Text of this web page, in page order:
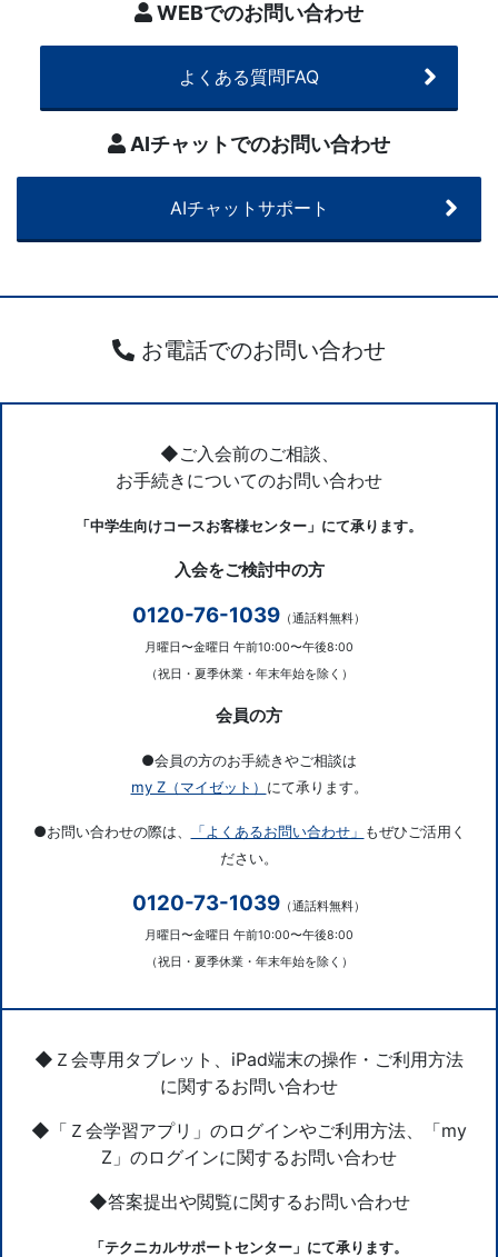
WEBでのお問い合わせ
よくある質問FAQ
AIチャットでのお問い合わせ
AIチャットサポート
お電話でのお問い合わせ
◆ご入会前のご相談、
お手続きについてのお問い合わせ
「中学生向けコースお客様センター」にて承ります。
入会をご検討中の方
0120-76-1039 （通話料無料）
月曜日〜金曜日 午前10:00〜午後8:00
（祝日・夏季休業・年末年始を除く）
会員の方
●会員の方のお手続きやご相談は
my Z（マイゼット） にて承ります。
●お問い合わせの際は、 「よくあるお問い合わせ」 もぜひご活用く
ださい。
0120-73-1039 （通話料無料）
月曜日〜金曜日 午前10:00〜午後8:00
（祝日・夏季休業・年末年始を除く）
◆Ｚ会専用タブレット、iPad端末の操作・ご利用方法
に関するお問い合わせ
◆「Ｚ会学習アプリ」のログインやご利用方法、「my
Z」のログインに関するお問い合わせ
◆答案提出や閲覧に関するお問い合わせ
「テクニカルサポートセンター」にて承ります。